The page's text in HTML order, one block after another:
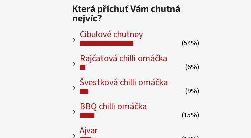
Která příchuť Vám chutná
nejvíc?
Cibulové chutney
(54%)
Rajčatová chilli omáčka
(6%)
Švestková chilli omáčka
(9%)
BBQ chilli omáčka
(15%)
Ajvar